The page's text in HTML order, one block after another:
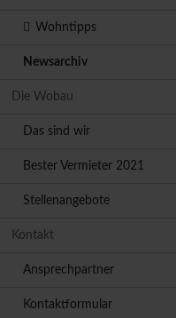
Wohntipps
Newsarchiv
Die Wobau
Das sind wir
Bester Vermieter 2021
Stellenangebote
Kontakt
Ansprechpartner
Kontaktformular